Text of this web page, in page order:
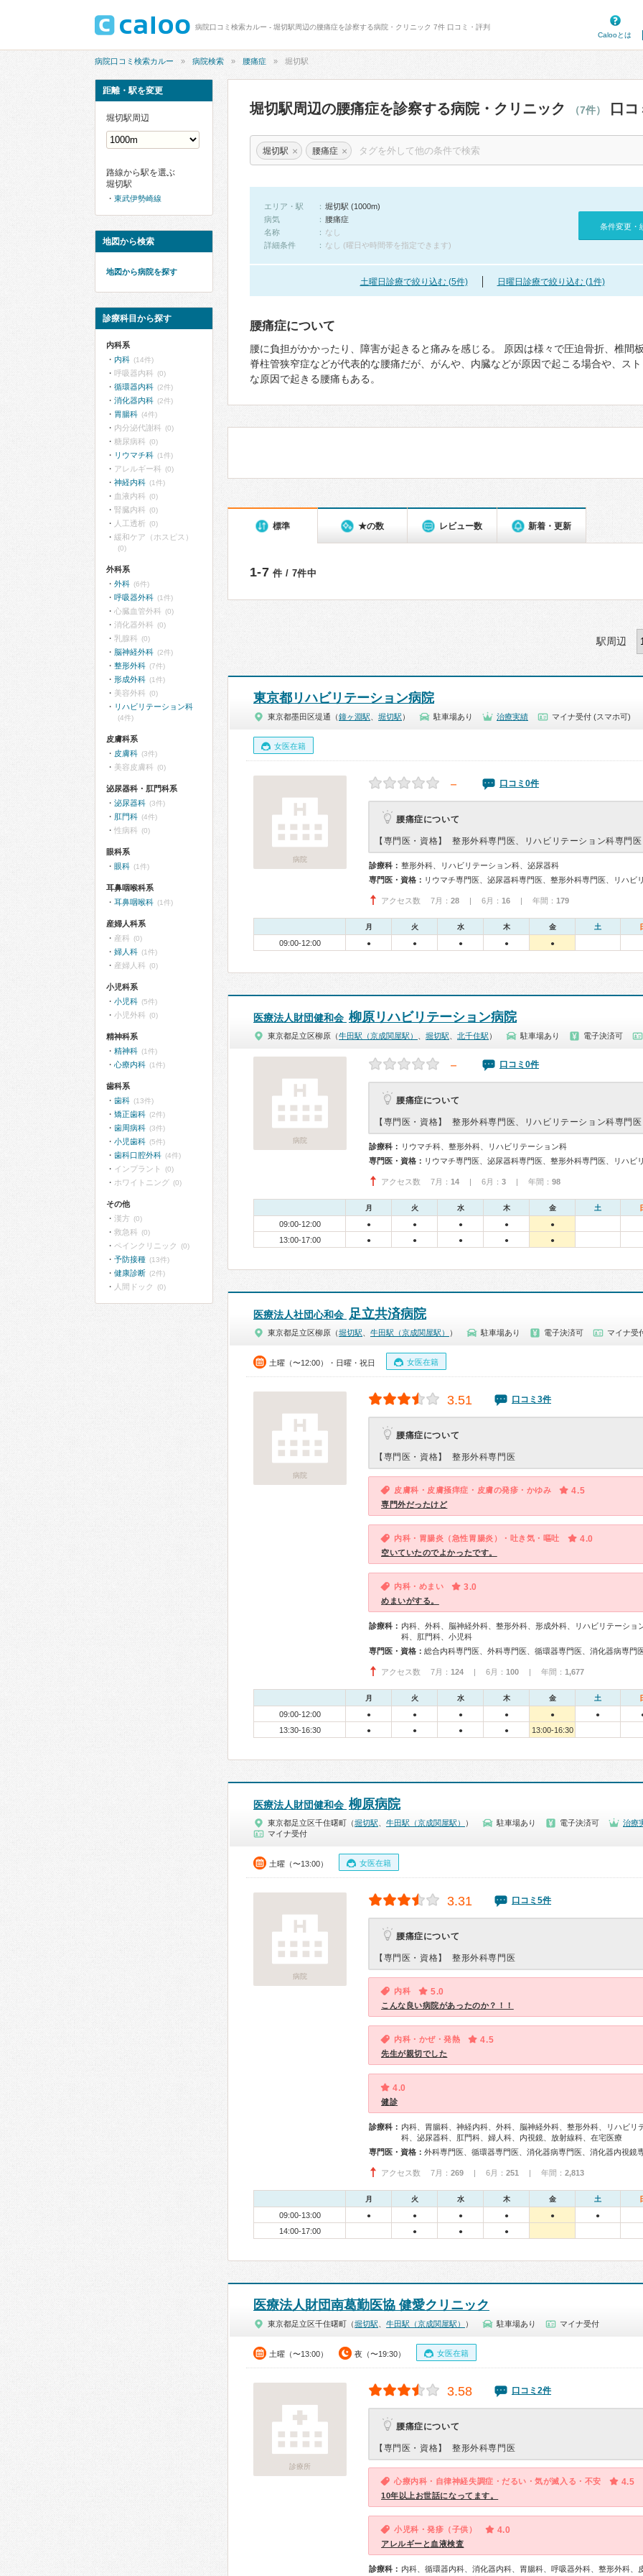
病院口コミ検索カルー - 堀切駅周辺の腰痛症を診察する病院・クリニック 7件 口コミ・評判
Calooとは
病院口コミ検索カルー 病院検索 腰痛症 堀切駅
堀切駅周辺の腰痛症を診察する病院・クリニック （7件） 口
堀切駅 × 腰痛症 ×
エリア・駅
堀切駅 (1000m)
病気
腰痛症
名称
なし
詳細条件
なし (曜日や時間帯を指定できます)
条件変更・
土曜日診療で絞り込む (5件) 日曜日診療で絞り込む (1件)
腰痛症について
腰に負担がかかったり、障害が起きると痛みを感じる。 原因は様々で圧迫骨折、椎間
脊柱管狭窄症などが代表的な腰痛だが、がんや、内臓などが原因で起こる場合や、ス
な原因で起きる腰痛もある。
標準 ★の数 レビュー数 新着・更新
1-7 件 / 7件中
駅周辺
東京都リハビリテーション病院
東京都墨田区堤通（鐘ヶ淵駅 堀切駅 ） 駐車場あり 治療実績 マイナ受付 (スマホ可)
女医在籍
病院
－ 口コミ0件
腰痛症について
【専門医・資格】 整形外科専門医、リハビリテーション科専門医
診療科： 整形外科、リハビリテーション科、泌尿器科
専門医・資格：
アクセス数 7月： 28 | 6月： 16 | 年間： 179
月 火 水 木 金 土
09:00-12:00 ● ● ● ● ●
医療法人財団健和会 柳原リハビリテーション病院
東京都足立区柳原（牛田駅（京成関屋駅） 堀切駅 北千住駅 ） 駐車場あり 電子決済可
病院
－ 口コミ0件
腰痛症について
【専門医・資格】 整形外科専門医、リハビリテーション科専門医
診療科： リウマチ科、整形外科、リハビリテーション科
専門医・資格：
アクセス数 7月： 14 | 6月： 3 | 年間： 98
月 火 水 木 金 土
09:00-12:00 ● ● ● ● ●
13:00-17:00 ● ● ● ● ●
医療法人社団心和会 足立共済病院
東京都足立区柳原（堀切駅 牛田駅（京成関屋駅） ） 駐車場あり 電子決済可 マイナ受
土曜（〜12:00）・日曜・祝日 女医在籍
病院
3.51 口コミ3件
腰痛症について
【専門医・資格】 整形外科専門医
皮膚科・皮膚掻痒症・皮膚の発疹・かゆみ 4.5
専門外だったけど
内科・胃腸炎（急性胃腸炎）・吐き気・嘔吐 4.0
空いていたのでよかったです。
内科・めまい 3.0
めまいがする。
診療科： 内科、外科、脳神経外科、整形外科、形成外科、リハビリテーショ
科、肛門科、小児科
専門医・資格：
アクセス数 7月： 124 | 6月： 100 | 年間： 1,677
月 火 水 木 金 土
09:00-12:00 ● ● ● ● ● ●
13:30-16:30 ● ● ● ● 13:00-16:30
医療法人財団健和会 柳原病院
東京都足立区千住曙町（堀切駅 牛田駅（京成関屋駅） ） 駐車場あり 電子決済可
治療
マイナ受付
土曜（〜13:00） 女医在籍
病院
3.31 口コミ5件
腰痛症について
【専門医・資格】 整形外科専門医
内科 5.0
こんな良い病院があったのか？！！
内科・かぜ・発熱 4.5
先生が親切でした
4.0
健診
診療科： 内科、胃腸科、神経内科、外科、脳神経外科、整形外科、リハビリ
科、泌尿器科、肛門科、婦人科、内視鏡、放射線科、在宅医療
専門医・資格：
アクセス数 7月： 269 | 6月： 251 | 年間： 2,813
月 火 水 木 金 土
09:00-13:00 ● ● ● ● ● ●
14:00-17:00 ● ● ●
医療法人財団南葛勤医協 健愛クリニック
東京都足立区千住曙町（堀切駅 牛田駅（京成関屋駅） ） 駐車場あり マイナ受付
土曜（〜13:00） 夜（〜19:30） 女医在籍
診療所
3.58 口コミ2件
腰痛症について
【専門医・資格】 整形外科専門医
心療内科・自律神経失調症・だるい・気が滅入る・不安 4.5
10年以上お世話になってます。
小児科・発疹（子供） 4.0
アレルギーと血液検査
診療科： 内科、循環器内科、消化器内科、胃腸科、呼吸器外科、整形外科、
距離・駅を変更
堀切駅周辺
路線から駅を選ぶ
堀切駅
東武伊勢崎線
地図から検索
地図から病院を探す
診療科目から探す
内科系
内科 (14件)
呼吸器内科 (0)
循環器内科 (2件)
消化器内科 (2件)
胃腸科 (4件)
内分泌代謝科 (0)
糖尿病科 (0)
リウマチ科 (1件)
アレルギー科 (0)
神経内科 (1件)
血液内科 (0)
腎臓内科 (0)
人工透析 (0)
緩和ケア（ホスピス）
(0)
外科系
外科 (6件)
呼吸器外科 (1件)
心臓血管外科 (0)
消化器外科 (0)
乳腺科 (0)
脳神経外科 (2件)
整形外科 (7件)
形成外科 (1件)
美容外科 (0)
リハビリテーション科
(4件)
皮膚科系
皮膚科 (3件)
美容皮膚科 (0)
泌尿器科・肛門科系
泌尿器科 (3件)
肛門科 (4件)
性病科 (0)
眼科系
眼科 (1件)
耳鼻咽喉科系
耳鼻咽喉科 (1件)
産婦人科系
産科 (0)
婦人科 (1件)
産婦人科 (0)
小児科系
小児科 (5件)
小児外科 (0)
精神科系
精神科 (1件)
心療内科 (1件)
歯科系
歯科 (13件)
矯正歯科 (2件)
歯周病科 (3件)
小児歯科 (5件)
歯科口腔外科 (4件)
インプラント (0)
ホワイトニング (0)
その他
漢方 (0)
救急科 (0)
ペインクリニック (0)
予防接種 (13件)
健康診断 (2件)
人間ドック (0)